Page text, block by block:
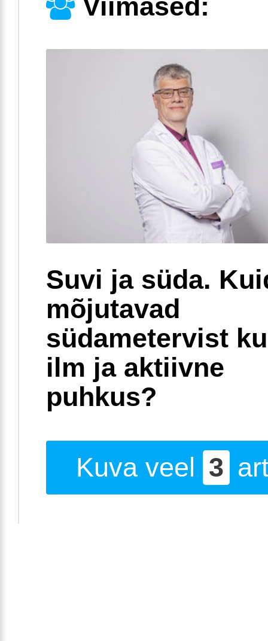
Suvi ja süda.
mõjutavad
südametervist
ilm ja aktiivne
puhkus?
Kuva veel 3